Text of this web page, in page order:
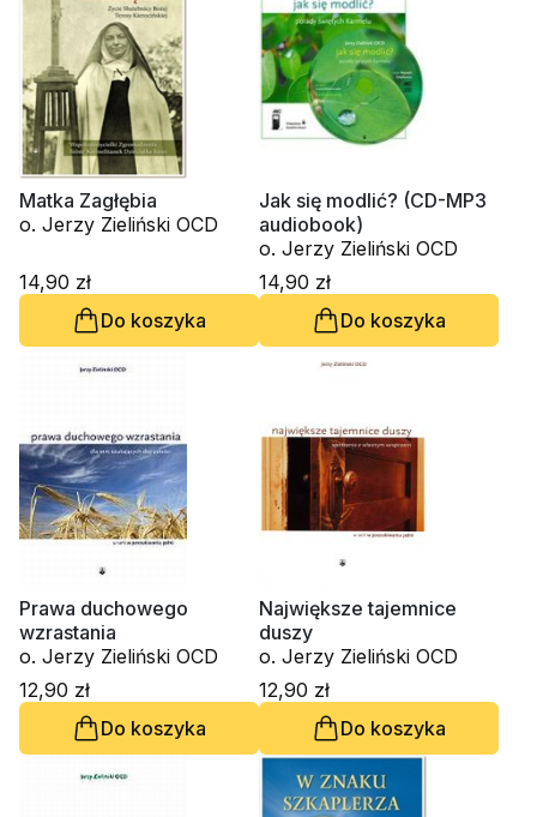
Matka Zagłębia
o. Jerzy Zieliński OCD
14,90 zł
Do koszyka
Jak się modlić? (CD-MP3
audiobook)
o. Jerzy Zieliński OCD
14,90 zł
Do koszyka
Prawa duchowego
wzrastania
o. Jerzy Zieliński OCD
12,90 zł
Do koszyka
Największe tajemnice
duszy
o. Jerzy Zieliński OCD
12,90 zł
Do koszyka